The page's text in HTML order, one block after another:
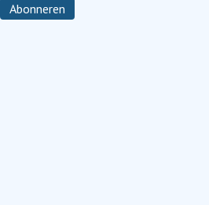
Abonneren